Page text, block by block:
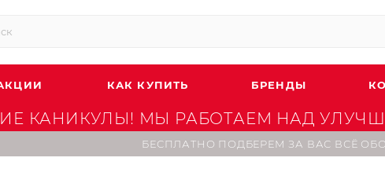
КАК КУПИТЬ БРЕНДЫ
КАНИКУЛЫ! МЫ РАБОТАЕМ НАД
БЕСПЛАТНО ПОДБЕРЕМ ЗА ВАС ВСЁ